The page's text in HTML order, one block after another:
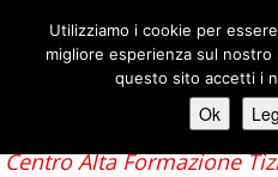
Centro Alta Formazione
Utilizziamo i cookie per
migliore esperienza sul
questo sito accetti i
Ok